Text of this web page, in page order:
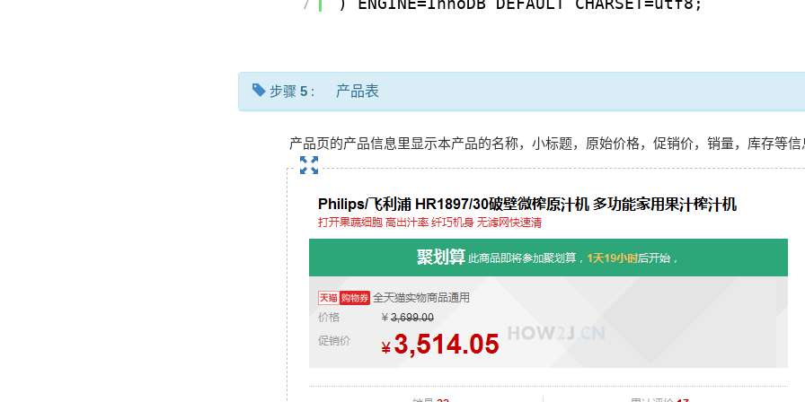
步骤 5 : 产品表
产品页的产品信息里显示本产品的名称，小标题，原始价格，促销价，销量，库存等信